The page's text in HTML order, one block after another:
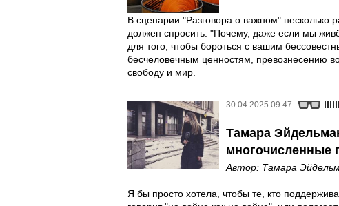
В сценарии "Разговора о важном" несколько
должен спросить: "Почему, даже если мы
для того, чтобы бороться с вашим
бесчеловечным ценностям, превознесению
свободу и мир.
30.04.2025 09:47
Тамара
многочисленные
Автор: Тамара
Я бы просто хотела, чтобы те, кто